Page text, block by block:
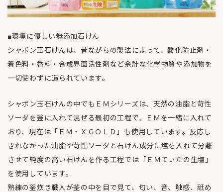
■環境に優しい無添加石けん
シャボン玉石けんは、昔ながらの製法によって、酸化防止剤・
着色料・香料・合成界面活性剤など余計な化学物質や添加物を
一切使わずに造られています。
シャボン玉石けんの中でもＥＭシリーズは、天然の油脂と苛性
ソーダを釡に入れて混ぜる最初の工程で、ＥＭを一緒に入れて
おり、現在は「ＥＭ・ＸＧＯＬＤ」も使用しています。反応し
きれなかった油脂や苛性ソーダと石けん成分に塩を入れて分離
させて純度の高い石けんを作る工程では「ＥＭてぃだの生塩」
を使用しています。
熟練の釡炊き職人が釜の中を目で見て、匂い、音、触感、舐め